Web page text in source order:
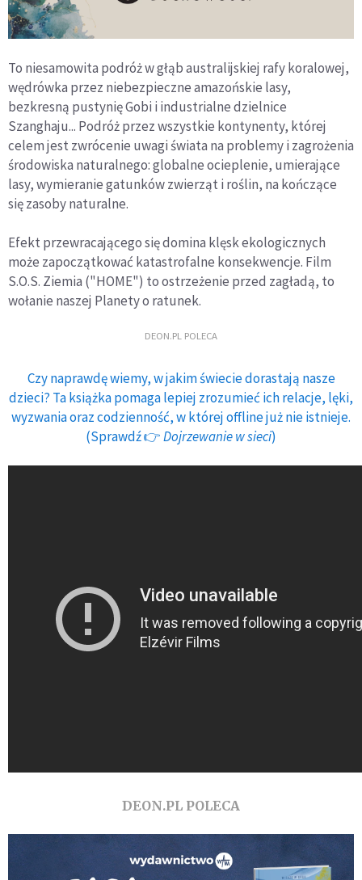
To niesamowita podróż w głąb australijskiej rafy koralowej,
wędrówka przez niebezpieczne amazońskie lasy,
bezkresną pustynię Gobi i industrialne dzielnice
Szanghaju... Podróż przez wszystkie kontynenty, której
celem jest zwrócenie uwagi świata na problemy i zagrożenia
środowiska naturalnego: globalne ocieplenie, umierające
lasy, wymieranie gatunków zwierząt i roślin, na kończące
się zasoby naturalne.
Efekt przewracającego się domina klęsk ekologicznych
może zapoczątkować katastrofalne konsekwencje. Film
S.O.S. Ziemia ("HOME") to ostrzeżenie przed zagładą, to
wołanie naszej Planety o ratunek.
DEON.PL POLECA
Czy naprawdę wiemy, w jakim świecie dorastają nasze
dzieci? Ta książka pomaga lepiej zrozumieć ich relacje, lęki,
wyzwania oraz codzienność, w której offline już nie istnieje.
(Sprawdź 👉Dojrzewanie w sieci)
DEON.PL POLECA